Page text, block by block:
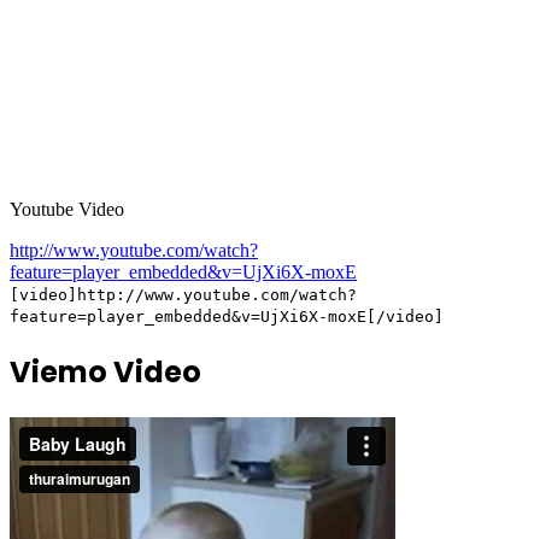
Youtube Video
http://www.youtube.com/watch?
feature=player_embedded&v=UjXi6X-moxE
[video]http://www.youtube.com/watch?
feature=player_embedded&v=UjXi6X-moxE[/video]
Viemo Video